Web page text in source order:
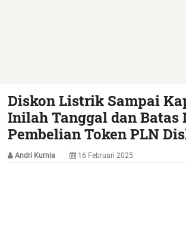
Diskon Listrik Sampai
Inilah Tanggal dan
Pembelian Token PLN
Andri Kurnia 16 Februari 2025